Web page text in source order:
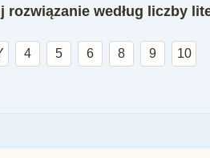
rozwiązanie według liczby
4 5 6 8 9 10